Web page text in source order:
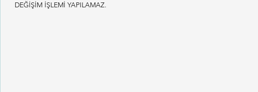
DEĞİŞİM İŞLEMİ YAPILAMAZ.